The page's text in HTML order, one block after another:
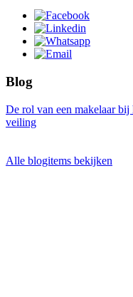
Blog
De rol van een makelaar bij
veiling
Alle blogitems bekijken